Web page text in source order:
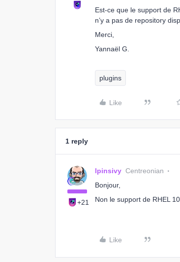
Est-ce que le support de
n’y a pas de repository
Merci,
Yannaël G.
plugins
Like
1 reply
+21
lpinsivy Centreonian
Bonjour,
Non le support de RHEL
Like